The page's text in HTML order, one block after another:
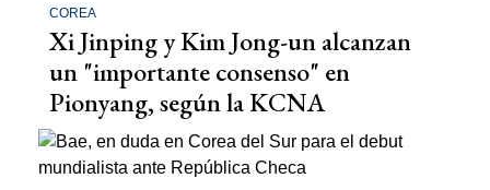
COREA
Xi Jinping y Kim Jong-un alcanzan
un "importante consenso" en
Pionyang, según la KCNA